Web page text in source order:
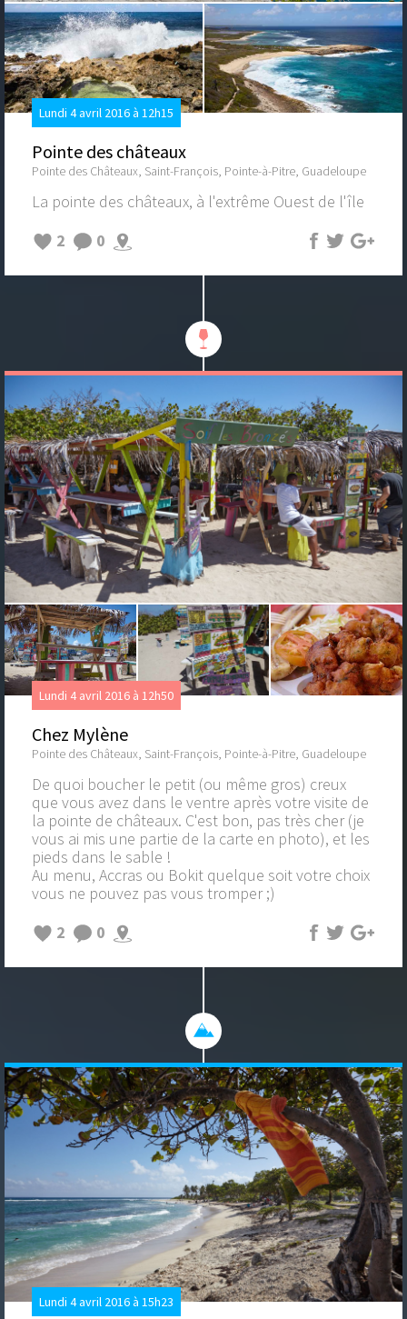
Lundi 4 avril 2016 à 12h15
Pointe des châteaux
Pointe des Châteaux, Saint-François, Pointe-à-Pitre, Guadeloupe
La pointe des châteaux, à l'extrême Ouest de l'île
2
0
Lundi 4 avril 2016 à 12h50
Chez Mylène
Pointe des Châteaux, Saint-François, Pointe-à-Pitre, Guadeloupe
De quoi boucher le petit (ou même gros) creux
que vous avez dans le ventre après votre visite de
la pointe de châteaux. C'est bon, pas très cher (je
vous ai mis une partie de la carte en photo), et les
pieds dans le sable !
Au menu, Accras ou Bokit quelque soit votre choix
vous ne pouvez pas vous tromper ;)
2
0
Lundi 4 avril 2016 à 15h23